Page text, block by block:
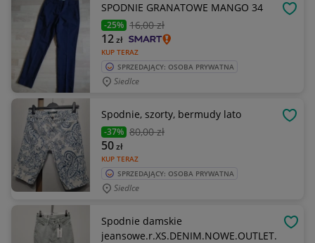
SPODNIE GRANATOWE MANGO 34
-25% 16,00 zł
KUP TERAZ
12zł
SPRZEDAJĄCY: OSOBA PRYWATNA
Siedlce
Spodnie, szorty, bermudy lato
-37% 80,00 zł
KUP TERAZ
50zł
SPRZEDAJĄCY: OSOBA PRYWATNA
Siedlce
Spodnie damskie
jeansowe.r.XS.DENIM.NOWE.OUTLET.